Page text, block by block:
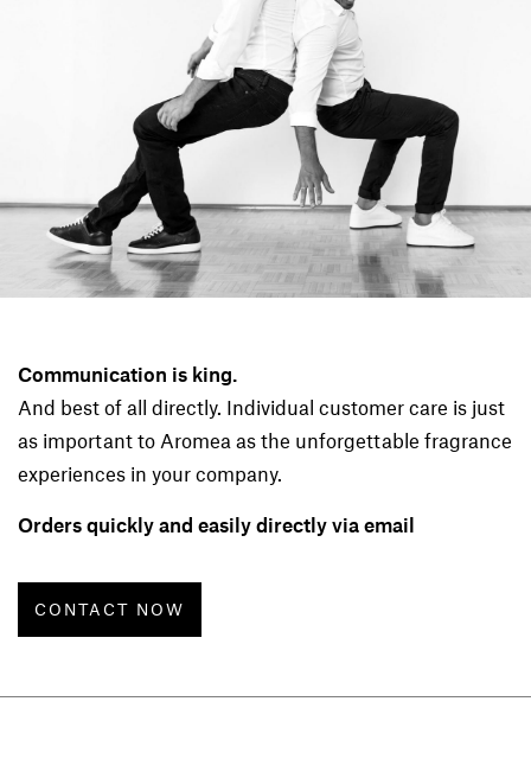
Communication is king.
And best of all directly. Individual customer care is just
as important to Aromea as the unforgettable fragrance
experiences in your company.
Orders quickly and easily directly via email
CONTACT NOW